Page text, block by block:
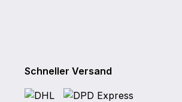
Schneller Versand